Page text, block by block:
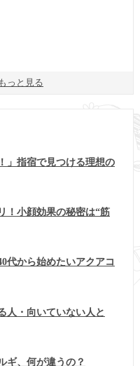
っと見る
」指宿で見つける理想の
！小顔効果の秘密は“筋
代から始めたいアクアコ
人・向いていない人と
ギ、何が違うの？